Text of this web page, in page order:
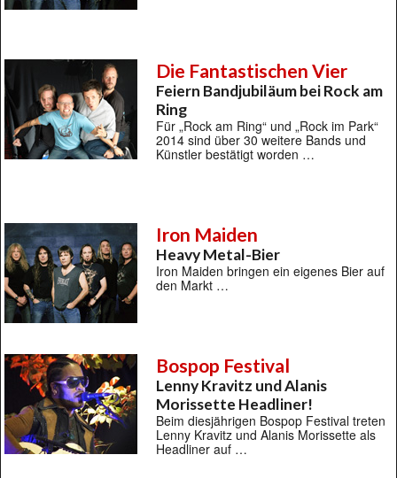
Die Fantastischen Vier
Feiern Bandjubiläum bei Rock am
Ring
Für „Rock am Ring“ und „Rock im Park“
2014 sind über 30 weitere Bands und
Künstler bestätigt worden …
Iron Maiden
Heavy Metal-Bier
Iron Maiden bringen ein eigenes Bier auf
den Markt …
Bospop Festival
Lenny Kravitz und Alanis
Morissette Headliner!
Beim diesjährigen Bospop Festival treten
Lenny Kravitz und Alanis Morissette als
Headliner auf …